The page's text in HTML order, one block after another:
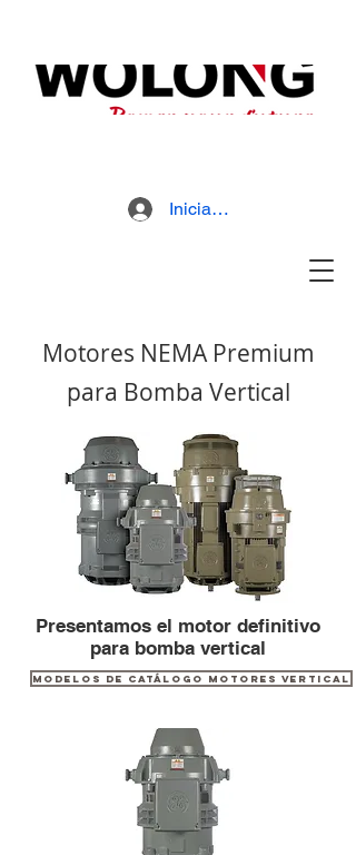
Iniciar sesión
Motores NEMA Premium
para Bomba Vertical
Presentamos el motor definitivo
para bomba vertical
MODELOS DE CATÁLOGO MOTORES VERTICAL